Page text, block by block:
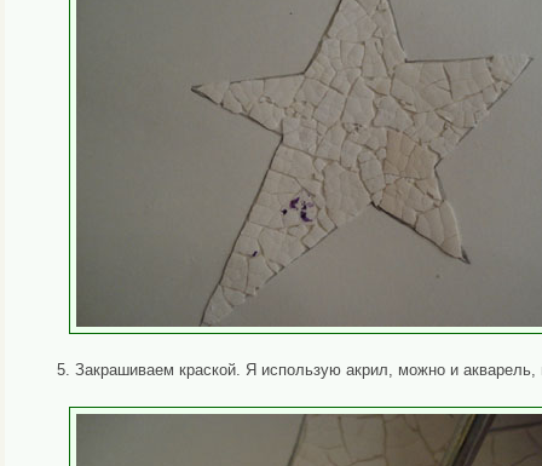
5. Закрашиваем краской. Я использую акрил, можно и